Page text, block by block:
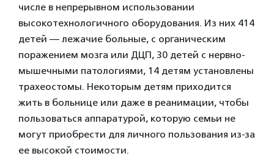
числе в непрерывном использовании
высокотехнологичного оборудования. Из них 414
детей — лежачие больные, с органическим
поражением мозга или ДЦП, 30 детей с нервно-
мышечными патологиями, 14 детям установлены
трахеостомы. Некоторым детям приходится
жить в больнице или даже в реанимации, чтобы
пользоваться аппаратурой, которую семьи не
могут приобрести для личного пользования из-за
ее высокой стоимости.